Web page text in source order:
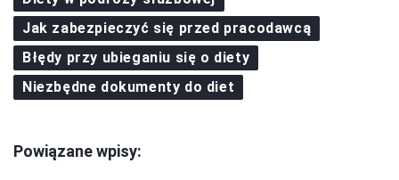
Jak zabezpieczyć się przed pracodawcą
Błędy przy ubieganiu się o diety
Niezbędne dokumenty do diet
Powiązane wpisy: